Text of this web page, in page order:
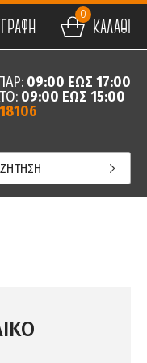
ΚΑΛΑΘΙ
0
09:00 ΕΩΣ 17:00
09:00 ΕΩΣ 15:00